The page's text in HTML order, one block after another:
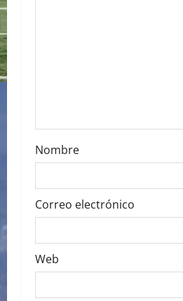
Nombre
Correo electrónico
Web